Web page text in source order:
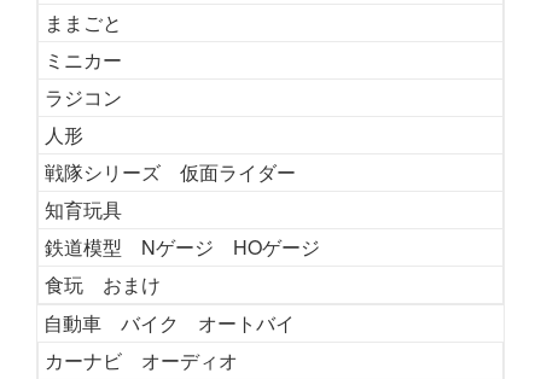
ままごと
ミニカー
ラジコン
人形
戦隊シリーズ 仮面ライダー
知育玩具
鉄道模型 Nゲージ HOゲージ
食玩 おまけ
自動車 バイク オートバイ
カーナビ オーディオ